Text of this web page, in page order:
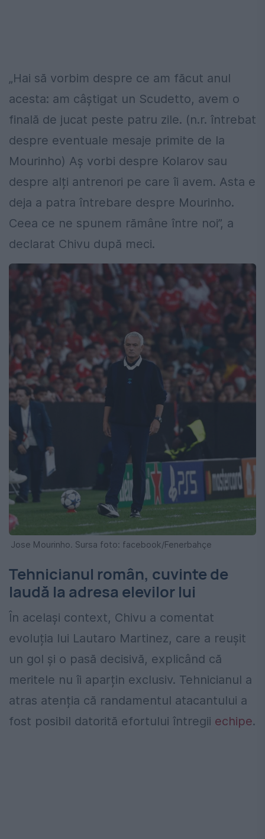
„Hai să vorbim despre ce am făcut anul
acesta: am câștigat un Scudetto, avem o
finală de jucat peste patru zile. (n.r. întrebat
despre eventuale mesaje primite de la
Mourinho) Aș vorbi despre Kolarov sau
despre alți antrenori pe care îi avem. Asta e
deja a patra întrebare despre Mourinho.
Ceea ce ne spunem rămâne între noi”, a
declarat Chivu după meci.
Jose Mourinho. Sursa foto: facebook/Fenerbahçe
Tehnicianul român, cuvinte de
laudă la adresa elevilor lui
În același context, Chivu a comentat
evoluția lui Lautaro Martinez, care a reușit
un gol și o pasă decisivă, explicând că
meritele nu îi aparțin exclusiv. Tehnicianul a
atras atenția că randamentul atacantului a
fost posibil datorită efortului întregii echipe.